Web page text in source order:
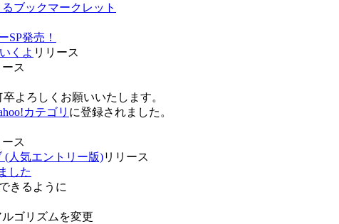
ブックマークレット
SP発売！
くよ リリース
ース
よろしくお願いいたします。
カテゴリ に登録されました。
ース
(人気エントリー版)リリース
した
できるように
ゴリズムを変更